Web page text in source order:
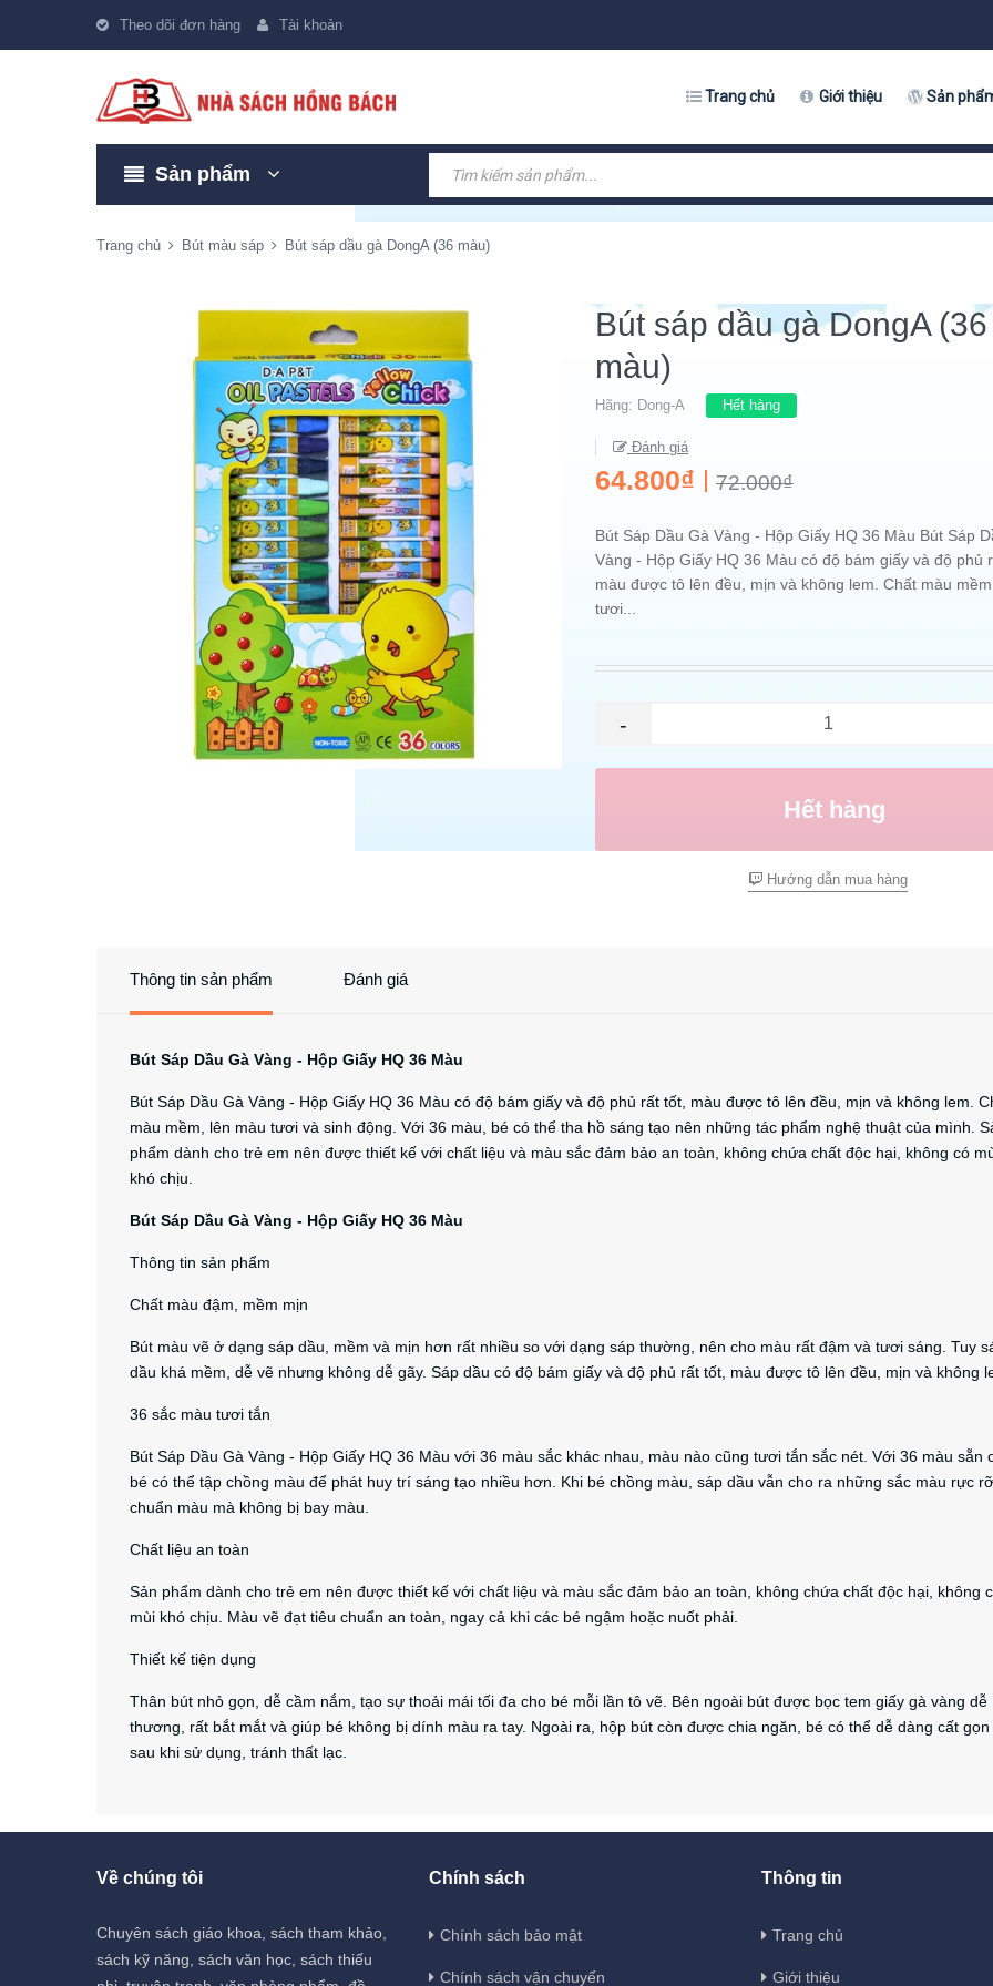
Theo dõi đơn hàng Tài khoản
Trang chủ Giới thiệu Sản
Sản phẩm
Trang chủ Bút màu sáp Bút sáp dầu gà DongA (36 màu)
Bút sáp dầu gà DongA (36
màu)
Hãng: Dong-A Hết hàng
Đánh giá
64.800₫ 72.000₫
Bút Sáp Dầu Gà Vàng - Hộp Giấy HQ 36 Màu Bút Sáp
Vàng - Hộp Giấy HQ 36 Màu có độ bám giấy và độ phủ
màu được tô lên đều, mịn và không lem. Chất màu
tươi...
-
Hết hàng
Hướng dẫn mua hàng
Thông tin sản phẩm Đánh giá
Bút Sáp Dầu Gà Vàng - Hộp Giấy HQ 36 Màu
Bút Sáp Dầu Gà Vàng - Hộp Giấy HQ 36 Màu có độ bám giấy và độ phủ rất tốt, màu được tô lên đều, mịn và không lem.
màu mềm, lên màu tươi và sinh động. Với 36 màu, bé có thể tha hồ sáng tạo nên những tác phẩm nghệ thuật của mình.
phẩm dành cho trẻ em nên được thiết kế với chất liệu và màu sắc đảm bảo an toàn, không chứa chất độc hại, không có
khó chịu.
Bút Sáp Dầu Gà Vàng - Hộp Giấy HQ 36 Màu
Thông tin sản phẩm
Chất màu đậm, mềm mịn
Bút màu vẽ ở dạng sáp dầu, mềm và mịn hơn rất nhiều so với dạng sáp thường, nên cho màu rất đậm và tươi sáng. Tuy
dầu khá mềm, dễ vẽ nhưng không dễ gãy. Sáp dầu có độ bám giấy và độ phủ rất tốt, màu được tô lên đều, mịn và không
36 sắc màu tươi tắn
Bút Sáp Dầu Gà Vàng - Hộp Giấy HQ 36 Màu với 36 màu sắc khác nhau, màu nào cũng tươi tắn sắc nét. Với 36 màu sẵn
bé có thể tập chồng màu để phát huy trí sáng tạo nhiều hơn. Khi bé chồng màu, sáp dầu vẫn cho ra những sắc màu rực rỡ,
chuẩn màu mà không bị bay màu.
Chất liệu an toàn
Sản phẩm dành cho trẻ em nên được thiết kế với chất liệu và màu sắc đảm bảo an toàn, không chứa chất độc hại, không
mùi khó chịu. Màu vẽ đạt tiêu chuẩn an toàn, ngay cả khi các bé ngậm hoặc nuốt phải.
Thiết kế tiện dụng
Thân bút nhỏ gọn, dễ cầm nắm, tạo sự thoải mái tối đa cho bé mỗi lần tô vẽ. Bên ngoài bút được bọc tem giấy gà vàng dễ
thương, rất bắt mắt và giúp bé không bị dính màu ra tay. Ngoài ra, hộp bút còn được chia ngăn, bé có thể dễ dàng cất gọn
sau khi sử dụng, tránh thất lạc.
Về chúng tôi
Chuyên sách giáo khoa, sách tham khảo,
sách kỹ năng, sách văn học, sách thiếu
Chính sách
Chính sách bảo mật
Chính sách vận chuyển
Thông tin
Trang chủ
Giới thiệu